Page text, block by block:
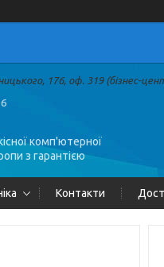
176, оф. 319 (бізнес-
комп'ютерної
з гарантією
Контакти